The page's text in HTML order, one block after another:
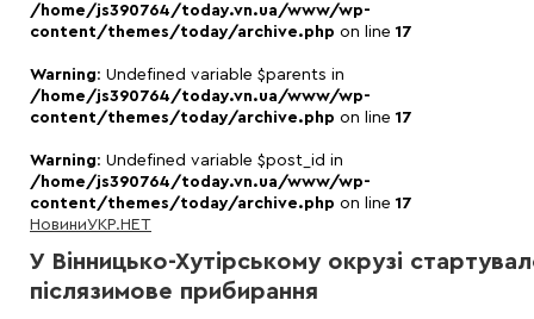
/home/js390764/today.vn.ua/www/wp-
content/themes/today/archive.php on line 17
Warning: Undefined variable $parents in
/home/js390764/today.vn.ua/www/wp-
content/themes/today/archive.php on line 17
Warning: Undefined variable $post_id in
/home/js390764/today.vn.ua/www/wp-
content/themes/today/archive.php on line 17
НовиниУКР.НЕТ
У Вінницько-Хутірському окрузі
післязимове прибирання